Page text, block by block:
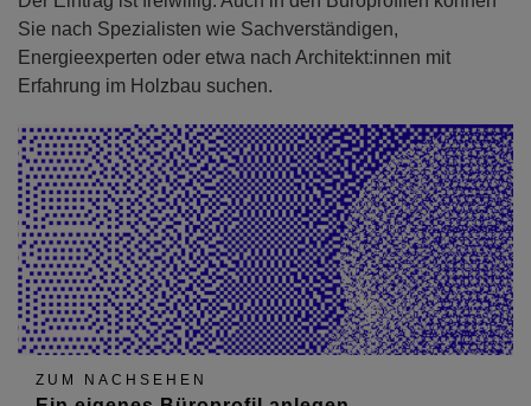
Sie nach Spezialisten wie Sachverständigen,
Energieexperten oder etwa nach Architekt:innen mit
Erfahrung im Holzbau suchen.
ZUM NACHSEHEN